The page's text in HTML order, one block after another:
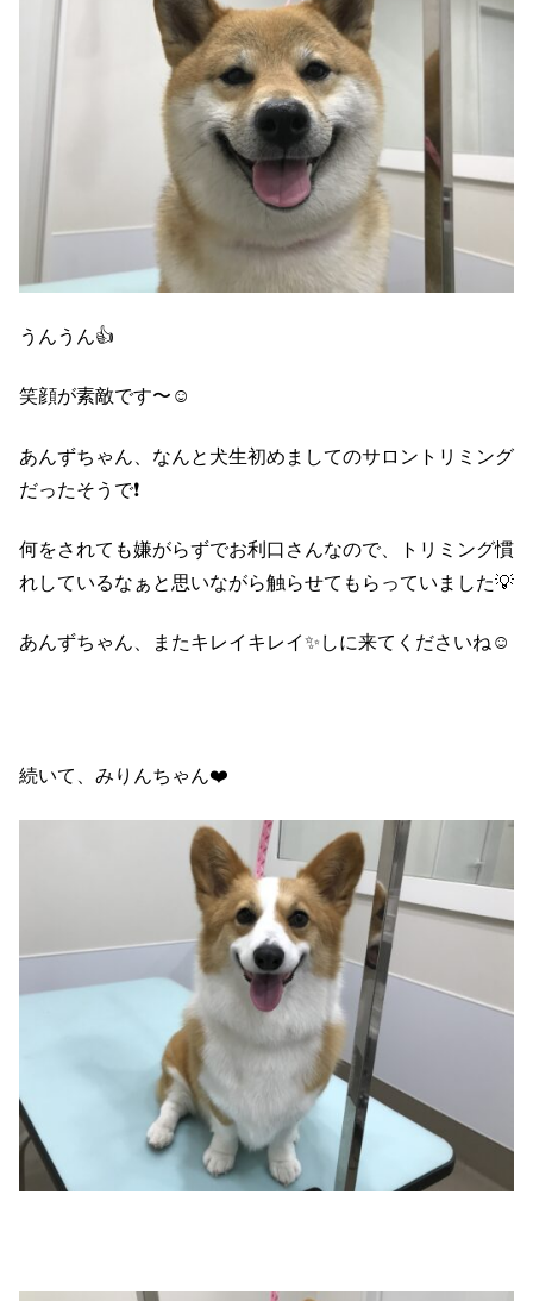
うんうん👍
笑顔が素敵です〜☺️
あんずちゃん、なんと犬生初めましてのサロントリミング
だったそうで❗️
何をされても嫌がらずでお利口さんなので、トリミング慣
れしているなぁと思いながら触らせてもらっていました💡
あんずちゃん、またキレイキレイ✨しに来てくださいね☺️
続いて、みりんちゃん❤️